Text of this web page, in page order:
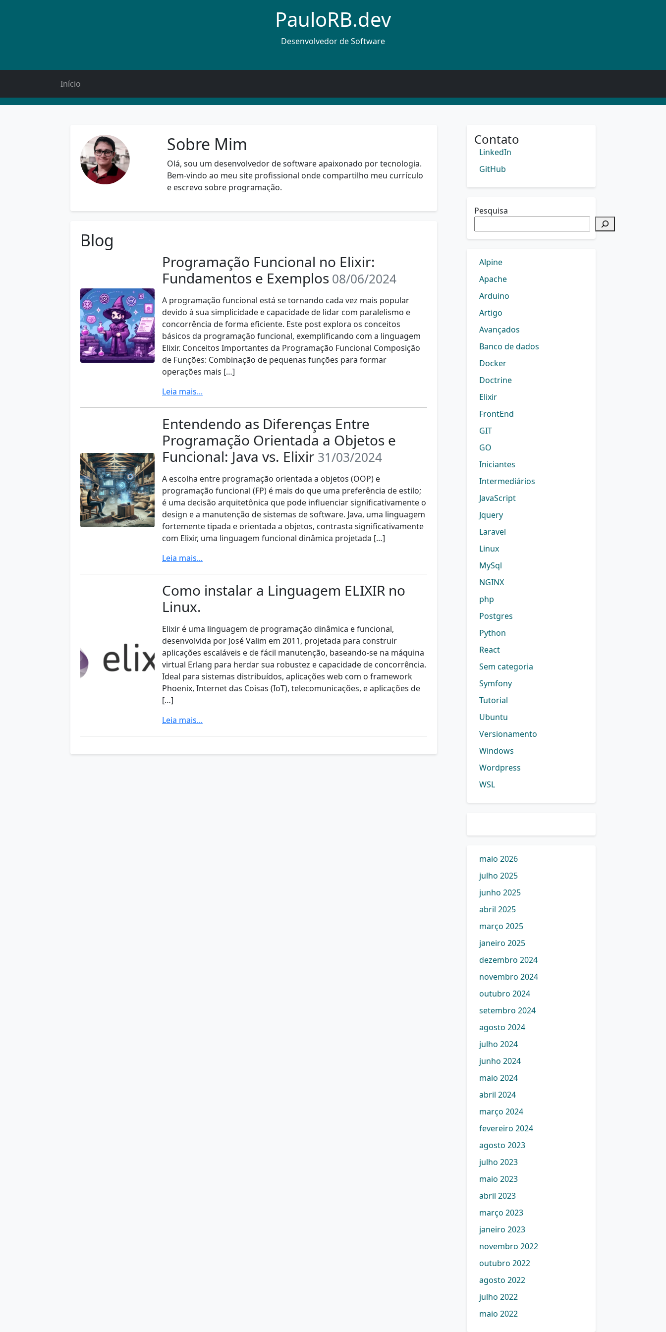
PauloRB.dev
Desenvolvedor de Software
Início
Sobre Mim
Olá, sou um desenvolvedor de software apaixonado por tecnologia.
Bem-vindo ao meu site profissional onde compartilho meu currículo
e escrevo sobre programação.
Blog
Programação Funcional no Elixir:
Fundamentos e Exemplos 08/06/2024
A programação funcional está se tornando cada vez mais popular
devido à sua simplicidade e capacidade de lidar com paralelismo e
concorrência de forma eficiente. Este post explora os conceitos
básicos da programação funcional, exemplificando com a linguagem
Elixir. Conceitos Importantes da Programação Funcional Composição
de Funções: Combinação de pequenas funções para formar
operações mais […]
Leia mais...
Entendendo as Diferenças Entre
Programação Orientada a Objetos e
Funcional: Java vs. Elixir 31/03/2024
A escolha entre programação orientada a objetos (OOP) e
programação funcional (FP) é mais do que uma preferência de estilo;
é uma decisão arquitetônica que pode influenciar significativamente o
design e a manutenção de sistemas de software. Java, uma linguagem
fortemente tipada e orientada a objetos, contrasta significativamente
com Elixir, uma linguagem funcional dinâmica projetada […]
Leia mais...
Como instalar a Linguagem ELIXIR no
Linux.
Elixir é uma linguagem de programação dinâmica e funcional,
desenvolvida por José Valim em 2011, projetada para construir
aplicações escaláveis e de fácil manutenção, baseando-se na máquina
virtual Erlang para herdar sua robustez e capacidade de concorrência.
Ideal para sistemas distribuídos, aplicações web com o framework
Phoenix, Internet das Coisas (IoT), telecomunicações, e aplicações de
[…]
Leia mais...
Contato
LinkedIn
GitHub
Pesquisa
Alpine
Apache
Arduino
Artigo
Avançados
Banco de dados
Docker
Doctrine
Elixir
FrontEnd
GIT
GO
Iniciantes
Intermediários
JavaScript
Jquery
Laravel
Linux
MySql
NGINX
php
Postgres
Python
React
Sem categoria
Symfony
Tutorial
Ubuntu
Versionamento
Windows
Wordpress
WSL
maio 2026
julho 2025
junho 2025
abril 2025
março 2025
janeiro 2025
dezembro 2024
novembro 2024
outubro 2024
setembro 2024
agosto 2024
julho 2024
junho 2024
maio 2024
abril 2024
março 2024
fevereiro 2024
agosto 2023
julho 2023
maio 2023
abril 2023
março 2023
janeiro 2023
novembro 2022
outubro 2022
agosto 2022
julho 2022
maio 2022